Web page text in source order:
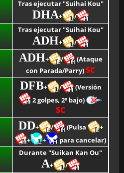
Tras ejecutar "Suihai Kou"
DHA+ /
Tras ejecutar "Suihai Kou"
ADH+ /
ADH+ /
(Ataque
con Parada/Parry)SC
DFB+ /
(Versión
2 golpes, 2º bajo)
SC
DD+ / (Pulsa
+
+
+ para cancelar)
Durante "Suikan Kan Ou"
A+ /